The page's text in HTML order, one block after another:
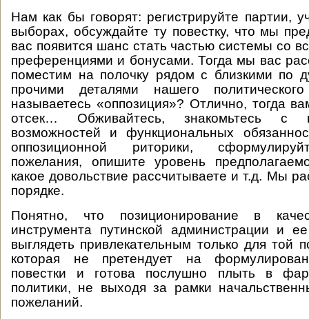
Нам как бы говорят: регистрируйте партии,
выборах, обсуждайте ту повестку, что мы
вас появится шанс стать частью системы со
преференциями и бонусами. Тогда мы вас
поместим на полочку рядом с близкими по
прочими деталями нашего
называетесь «оппозиция»? Отлично, тогда
отсек… Обживайтесь, знакомьтесь с
возможностей и функциональных
оппозиционной риторики,
пожелания, опишите уровень
какое довольствие рассчитываете и т.д. Мы
порядке.
Понятно, что позиционирование в
инструмента путинской администрации и
выглядеть привлекательным только для той
которая не претендует на
повестки и готова послушно плыть в
политики, не выходя за рамки
пожеланий.